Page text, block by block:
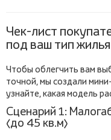
Чек-лист
под ваш тип жилья
Чтобы облегчить вам
точной, мы создали
узнайте, какая модель
Сценарий 1:
(до 45 кв.м)